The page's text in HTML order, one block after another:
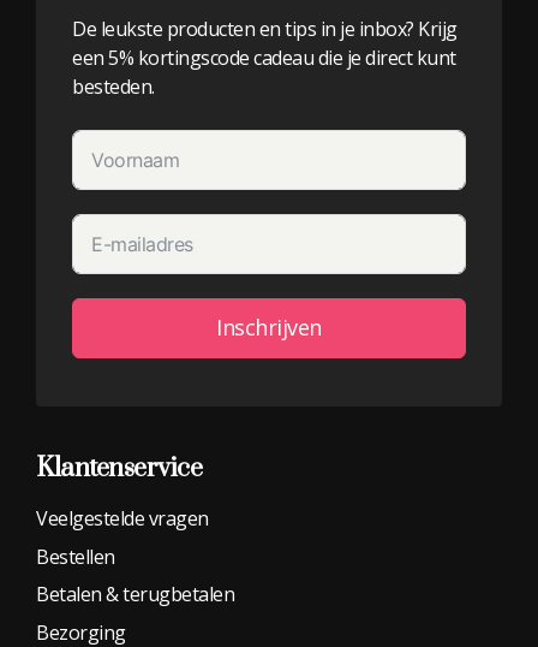
De leukste producten en tips in je inbox? Krijg
een 5% kortingscode cadeau die je direct kunt
besteden.
Inschrijven
Klantenservice
Veelgestelde vragen
Bestellen
Betalen & terugbetalen
Bezorging